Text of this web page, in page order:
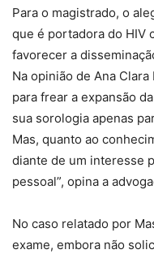
Para o magistrado, o
que é portadora do HIV
favorecer a
Na opinião de Ana
para frear a expansão
sua sorologia apenas
Mas, quanto ao
diante de um interesse
pessoal”, opina a
No caso relatado por
exame, embora não